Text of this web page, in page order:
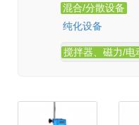
混合/分散设备
纯化设备
搅拌器、磁力/电